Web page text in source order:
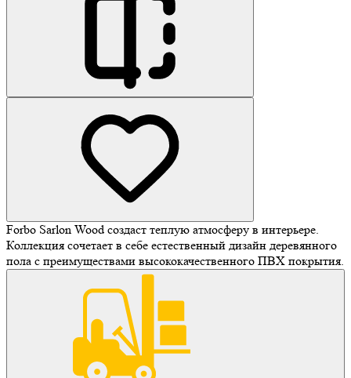
Forbo Sarlon Wood создаст теплую атмосферу в интерьере.
Коллекция сочетает в себе естественный дизайн деревянного
пола с преимуществами высококачественного ПВХ покрытия.